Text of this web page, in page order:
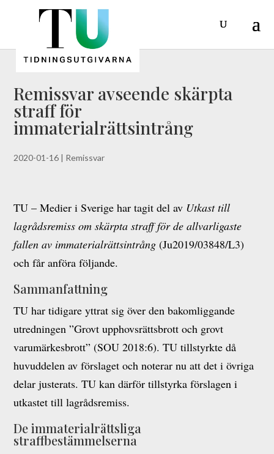
Remissvar avseende skärpta
straff för
immaterialrättsintrång
2020-01-16 | Remissvar
TU – Medier i Sverige har tagit del av Utkast till
lagrådsremiss om skärpta straff för de allvarligaste
fallen av immaterialrättsintrång (Ju2019/03848/L3)
och får anföra följande.
Sammanfattning
TU har tidigare yttrat sig över den bakomliggande
utredningen ”Grovt upphovsrättsbrott och grovt
varumärkesbrott” (SOU 2018:6). TU tillstyrkte då
huvuddelen av förslaget och noterar nu att det i övriga
delar justerats. TU kan därför tillstyrka förslagen i
utkastet till lagrådsremiss.
De immaterialrättsliga
straffbestämmelserna